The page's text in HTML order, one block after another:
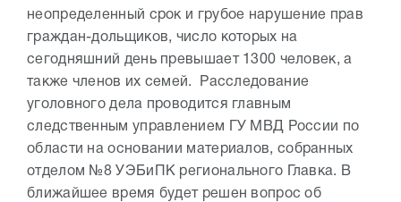
неопределенный срок и грубое нарушение прав
граждан-дольщиков, число которых на
сегодняшний день превышает 1300 человек, а
также членов их семей. Расследование
уголовного дела проводится главным
следственным управлением ГУ МВД России по
области на основании материалов, собранных
отделом №8 УЭБиПК регионального Главка. В
ближайшее время будет решен вопрос об